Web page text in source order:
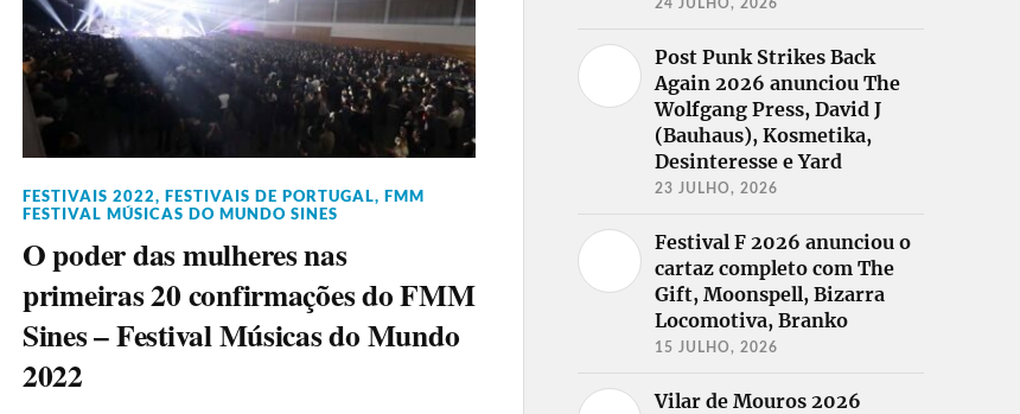
FESTIVAIS 2022, FESTIVAIS DE PORTUGAL, FMM
FESTIVAL MÚSICAS DO MUNDO SINES
O poder das mulheres nas
primeiras 20 confirmações do FMM
Sines – Festival Músicas do Mundo
2022
24 JULHO, 2026
Post Punk Strikes Back
Again 2026 anunciou The
Wolfgang Press, David J
(Bauhaus), Kosmetika,
Desinteresse e Yard
23 JULHO, 2026
Festival F 2026 anunciou o
cartaz completo com The
Gift, Moonspell, Bizarra
Locomotiva, Branko
15 JULHO, 2026
Vilar de Mouros 2026